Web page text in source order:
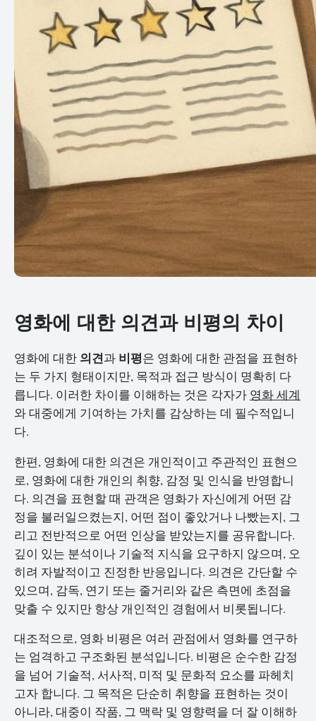
영화에 대한 의견과 비평의 차이
영화에 대한 의견과 비평은 영화에 대한 관점을 표현하
는 두 가지 형태이지만, 목적과 접근 방식이 명확히 다
릅니다. 이러한 차이를 이해하는 것은 각자가 영화 세계
와 대중에게 기여하는 가치를 감상하는 데 필수적입니
다.
한편, 영화에 대한 의견은 개인적이고 주관적인 표현으
로, 영화에 대한 개인의 취향, 감정 및 인식을 반영합니
다. 의견을 표현할 때 관객은 영화가 자신에게 어떤 감
정을 불러일으켰는지, 어떤 점이 좋았거나 나빴는지, 그
리고 전반적으로 어떤 인상을 받았는지를 공유합니다.
깊이 있는 분석이나 기술적 지식을 요구하지 않으며, 오
히려 자발적이고 진정한 반응입니다. 의견은 간단할 수
있으며, 감독, 연기 또는 줄거리와 같은 측면에 초점을
맞출 수 있지만 항상 개인적인 경험에서 비롯됩니다.
대조적으로, 영화 비평은 여러 관점에서 영화를 연구하
는 엄격하고 구조화된 분석입니다. 비평은 순수한 감정
을 넘어 기술적, 서사적, 미적 및 문화적 요소를 파헤치
고자 합니다. 그 목적은 단순히 취향을 표현하는 것이
아니라, 대중이 작품, 그 맥락 및 영향력을 더 잘 이해하